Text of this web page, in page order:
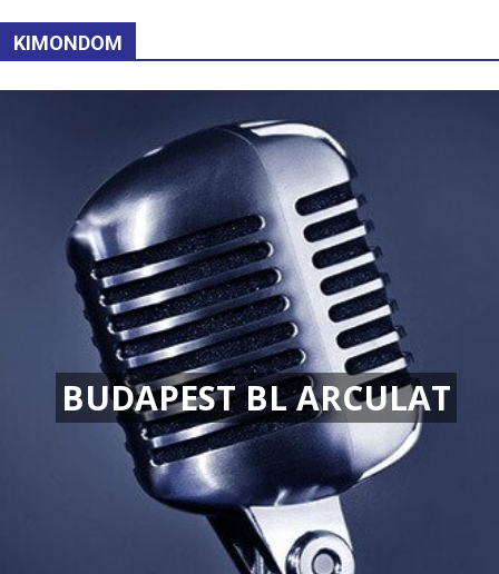
KIMONDOM
BUDAPEST BL ARCULAT